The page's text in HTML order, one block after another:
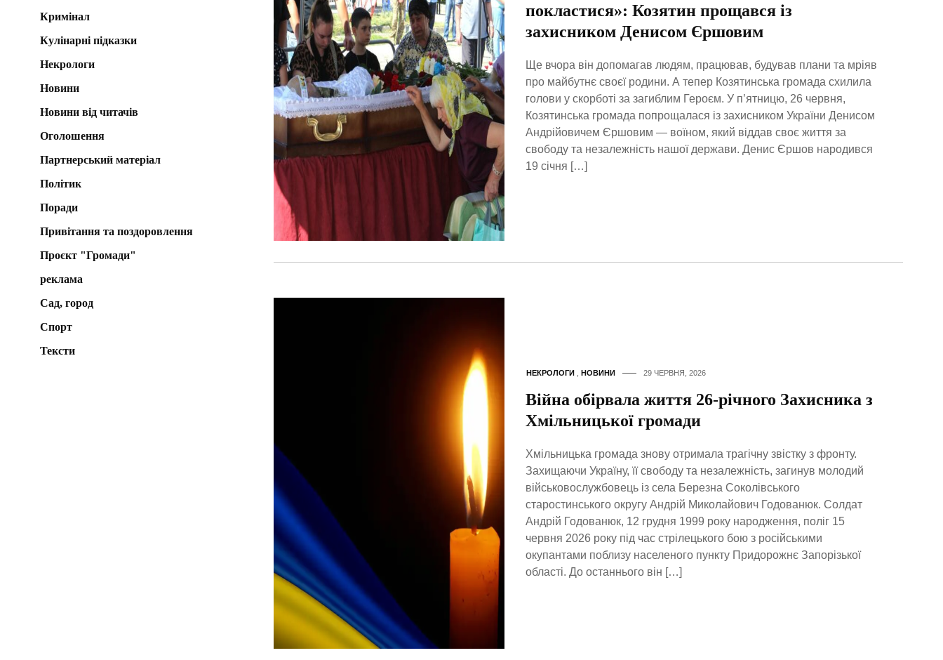
покластися»: Козятин прощався із
захисником Денисом Єршовим
Ще вчора він допомагав людям, працював, будував плани та мріяв
про майбутнє своєї родини. А тепер Козятинська громада схилила
голови у скорботі за загиблим Героєм. У п’ятницю, 26 червня,
Козятинська громада попрощалася із захисником України Денисом
Андрійовичем Єршовим — воїном, який віддав своє життя за
свободу та незалежність нашої держави. Денис Єршов народився
19 січня […]
НЕКРОЛОГИ, НОВИНИ 29 ЧЕРВНЯ, 2026
Війна обірвала життя 26-річного Захисника з
Хмільницької громади
Хмільницька громада знову отримала трагічну звістку з фронту.
Захищаючи Україну, її свободу та незалежність, загинув молодий
військовослужбовець із села Березна Соколівського
старостинського округу Андрій Миколайович Годованюк. Солдат
Андрій Годованюк, 12 грудня 1999 року народження, поліг 15
червня 2026 року під час стрілецького бою з російськими
окупантами поблизу населеного пункту Придорожнє Запорізької
області. До останнього він […]
Кримінал
Кулінарні підказки
Некрологи
Новини
Новини від читачів
Оголошення
Партнерський матеріал
Політик
Поради
Привітання та поздоровлення
Проєкт "Громади"
реклама
Сад, город
Спорт
Тексти